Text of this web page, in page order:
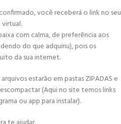
você receberá o link no seu
com calma, de preferência aos
do que adquiriu), pois os
da sua internet.
estarão em pastas ZIPADAS e
(Aqui no site temos links
ou app para instalar).